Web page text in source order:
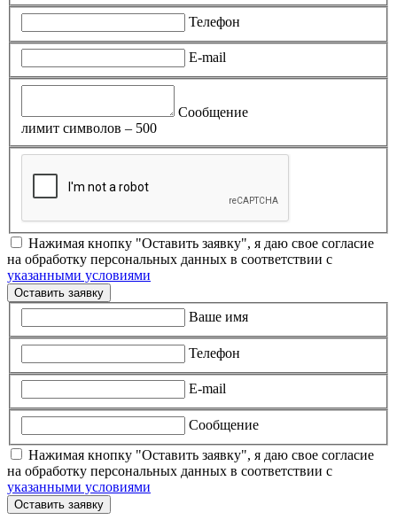
Телефон
E-mail
Сообщение
лимит символов – 500
Нажимая кнопку "Оставить заявку", я даю свое согласие
на обработку персональных данных в соответствии с
указанными условиями
Оставить заявку
Ваше имя
Телефон
E-mail
Сообщение
Нажимая кнопку "Оставить заявку", я даю свое согласие
на обработку персональных данных в соответствии с
указанными условиями
Оставить заявку